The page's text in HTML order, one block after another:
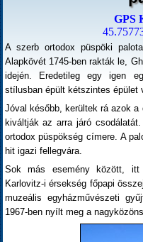
GPS
A szerb ortodox püspöki
Alapkövét 1745-ben rakták le,
idején. Eredetileg egy igen
stílusban épült kétszintes épület
Jóval később, kerültek rá azok
kiváltják az arra járó
ortodox püspökség címere. A
hit igazi fellegvára.
Sok más esemény között, itt
Karlovitz-i érsekség főpapi
muzeális egyházművészeti
1967-ben nyílt meg a